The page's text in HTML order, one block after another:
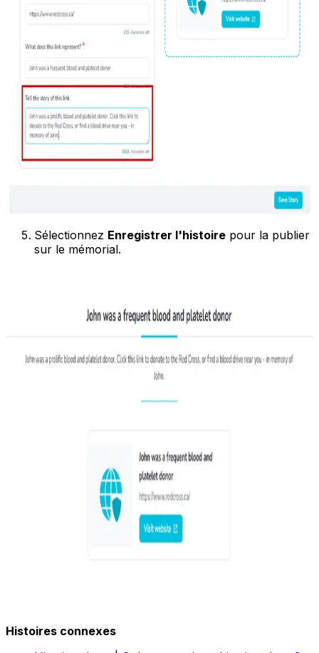
Sélectionnez Enregistrer l'histoire pour la publier
sur le mémorial.
Histoires connexes